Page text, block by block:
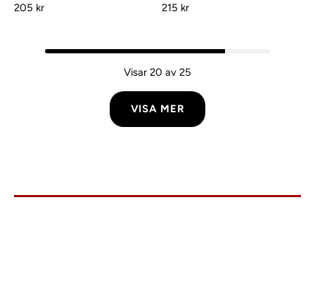
205 kr
215 kr
Visar 20 av 25
VISA MER